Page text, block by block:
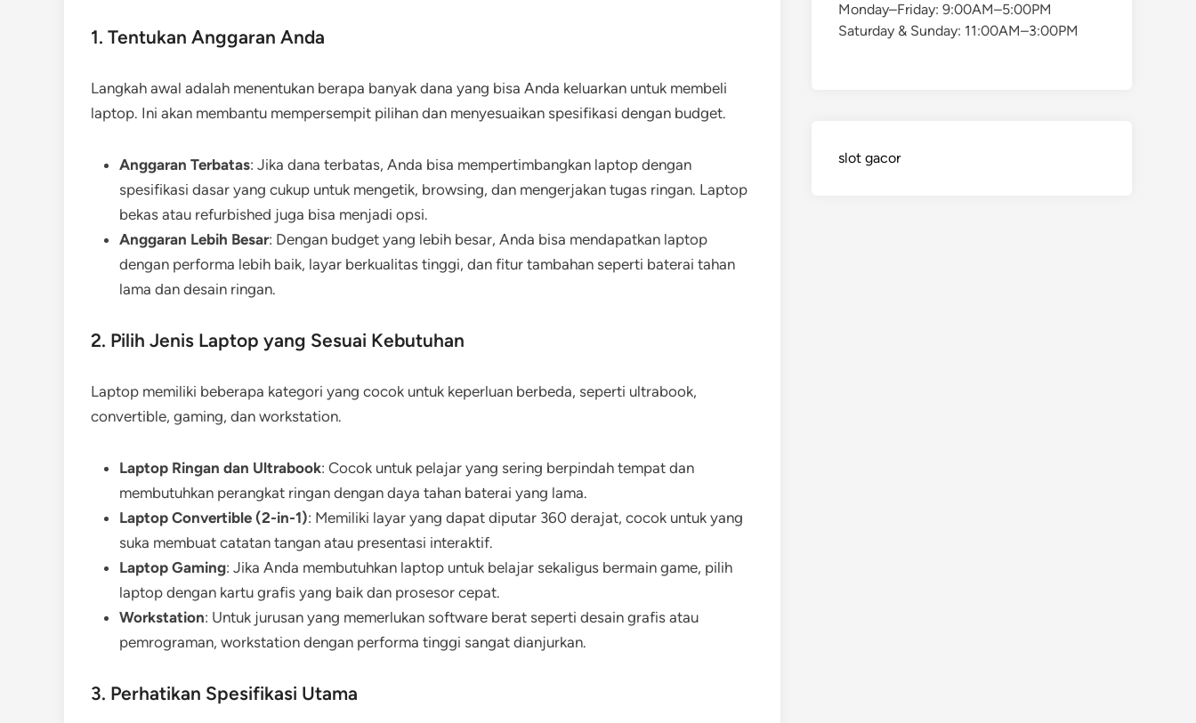
1. Tentukan Anggaran Anda
Langkah awal adalah menentukan berapa banyak dana yang bisa Anda keluarkan untuk membeli
laptop. Ini akan membantu mempersempit pilihan dan menyesuaikan spesifikasi dengan budget.
Anggaran Terbatas: Jika dana terbatas, Anda bisa mempertimbangkan laptop dengan
spesifikasi dasar yang cukup untuk mengetik, browsing, dan mengerjakan tugas ringan. Laptop
bekas atau refurbished juga bisa menjadi opsi.
Anggaran Lebih Besar: Dengan budget yang lebih besar, Anda bisa mendapatkan laptop
dengan performa lebih baik, layar berkualitas tinggi, dan fitur tambahan seperti baterai tahan
lama dan desain ringan.
2. Pilih Jenis Laptop yang Sesuai Kebutuhan
Laptop memiliki beberapa kategori yang cocok untuk keperluan berbeda, seperti ultrabook,
convertible, gaming, dan workstation.
Laptop Ringan dan Ultrabook: Cocok untuk pelajar yang sering berpindah tempat dan
membutuhkan perangkat ringan dengan daya tahan baterai yang lama.
Laptop Convertible (2-in-1): Memiliki layar yang dapat diputar 360 derajat, cocok untuk yang
suka membuat catatan tangan atau presentasi interaktif.
Laptop Gaming: Jika Anda membutuhkan laptop untuk belajar sekaligus bermain game, pilih
laptop dengan kartu grafis yang baik dan prosesor cepat.
Workstation: Untuk jurusan yang memerlukan software berat seperti desain grafis atau
pemrograman, workstation dengan performa tinggi sangat dianjurkan.
3. Perhatikan Spesifikasi Utama
Monday–Friday: 9:00AM–5:00PM
Saturday & Sunday: 11:00AM–3:00PM
slot gacor